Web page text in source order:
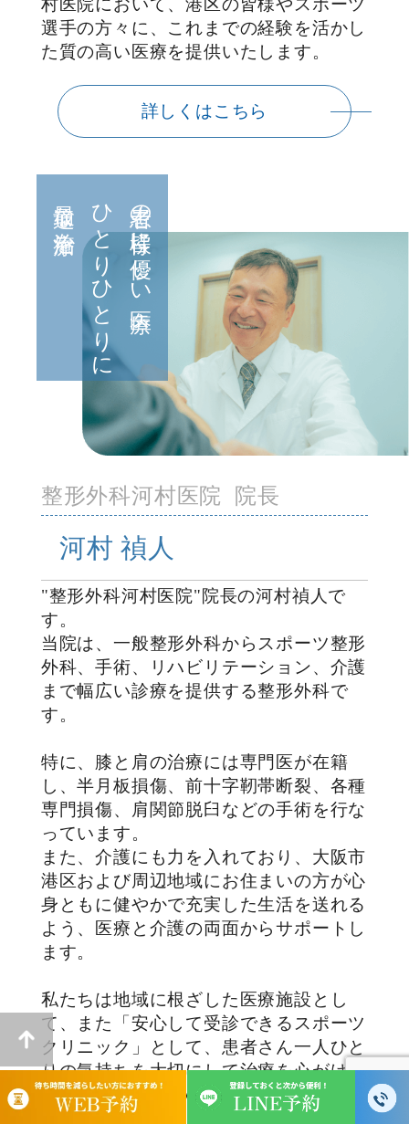
村医院において、港区の皆様やスポーツ
選手の方々に、これまでの経験を活かし
た質の高い医療を提供いたします。
詳しくはこちら
整形外科河村医院 院長
河村 禎人
"整形外科河村医院"院長の河村禎人で
す。
当院は、一般整形外科からスポーツ整形
外科、手術、リハビリテーション、介護
まで幅広い診療を提供する整形外科で
す。
特に、膝と肩の治療には専門医が在籍
し、半月板損傷、前十字靭帯断裂、各種
専門損傷、肩関節脱臼などの手術を行な
っています。
また、介護にも力を入れており、大阪市
港区および周辺地域にお住まいの方が心
身ともに健やかで充実した生活を送れる
よう、医療と介護の両面からサポートし
ます。
私たちは地域に根ざした医療施設とし
て、また「安心して受診できるスポーツ
クリニック」として、患者さん一人ひと
りの気持ちを大切にして治療を心がけて
います。どうぞ安心してご来院くださ
い。
患者の皆様に優しい医療
ひとりひとりに
最適な治療を